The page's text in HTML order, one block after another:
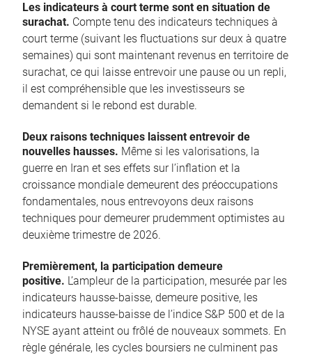
Les indicateurs à court terme sont en situation de
surachat. Compte tenu des indicateurs techniques à
court terme (suivant les fluctuations sur deux à quatre
semaines) qui sont maintenant revenus en territoire de
surachat, ce qui laisse entrevoir une pause ou un repli,
il est compréhensible que les investisseurs se
demandent si le rebond est durable.
Deux raisons techniques laissent entrevoir de
nouvelles hausses. Même si les valorisations, la
guerre en Iran et ses effets sur l’inflation et la
croissance mondiale demeurent des préoccupations
fondamentales, nous entrevoyons deux raisons
techniques pour demeurer prudemment optimistes au
deuxième trimestre de 2026.
Premièrement, la participation demeure
positive. L’ampleur de la participation, mesurée par les
indicateurs hausse-baisse, demeure positive, les
indicateurs hausse-baisse de l’indice S&P 500 et de la
NYSE ayant atteint ou frôlé de nouveaux sommets. En
règle générale, les cycles boursiers ne culminent pas